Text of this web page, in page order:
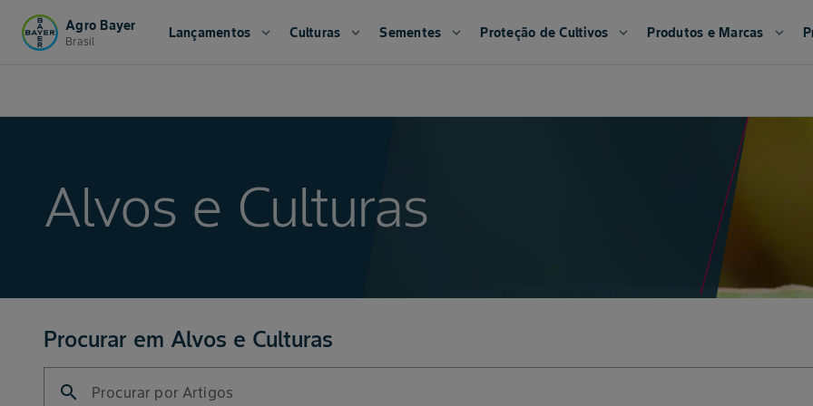
Agro Bayer
Brasil
Lançamentos expand_more Culturas expand_more Sementes expand_more Proteção de Cultivos expand_more Produtos e Marcas expand_more
Alvos e Culturas
Procurar em Alvos e Culturas
search Procurar por Artigos